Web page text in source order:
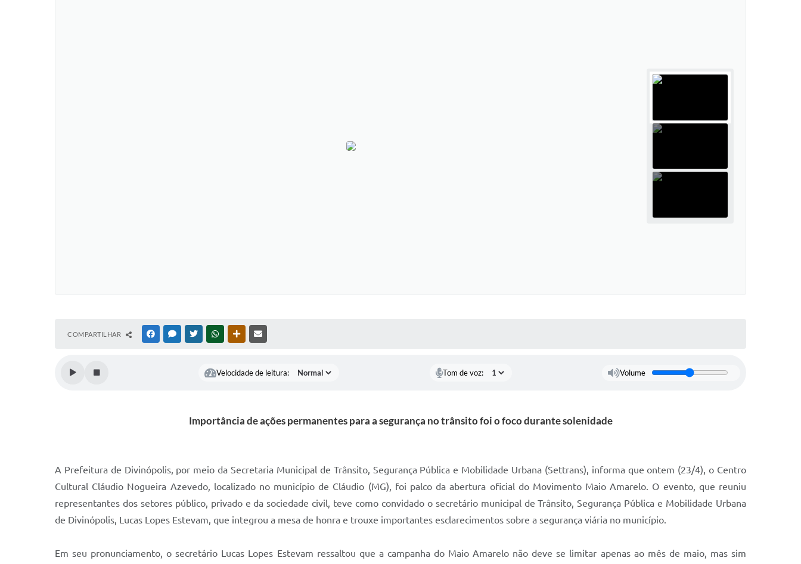
COMPARTILHAR FACEBOOKMESSENGER
TWITTERWHATSAPPOUTRAS MÍDIAS
Velocidade de leitura: Tom de voz: Volume
Importância de ações permanentes para a segurança no trânsito foi o foco durante solenidade
A Prefeitura de Divinópolis, por meio da Secretaria Municipal de Trânsito, Segurança Pública e Mobilidade Urbana (Settrans), informa que ontem (23/4), o Centro
Cultural Cláudio Nogueira Azevedo, localizado no município de Cláudio (MG), foi palco da abertura oficial do Movimento Maio Amarelo. O evento, que reuniu
representantes dos setores público, privado e da sociedade civil, teve como convidado o secretário municipal de Trânsito, Segurança Pública e Mobilidade Urbana
de Divinópolis, Lucas Lopes Estevam, que integrou a mesa de honra e trouxe importantes esclarecimentos sobre a segurança viária no município.
Em seu pronunciamento, o secretário Lucas Lopes Estevam ressaltou que a campanha do Maio Amarelo não deve se limitar apenas ao mês de maio, mas sim